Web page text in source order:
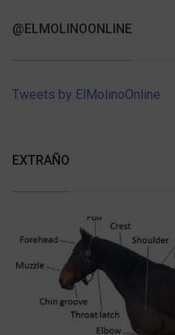
@ELMOLINOONLINE
Tweets by ElMolinoOnline
EXTRAÑO